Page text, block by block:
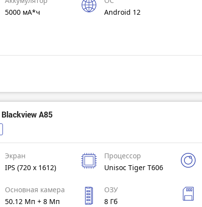
5000 мА*ч
Android 12
A85
Экран
IPS (720 x 1612)
Процессор
Unisoc Tiger T606
Основная камера
50.12 Мп + 8 Мп
ОЗУ
8 Гб